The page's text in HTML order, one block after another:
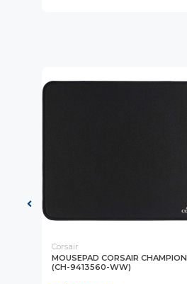
Corsair
MOUSEPAD CORSAIR CHAMPION
(CH-9413560-WW)